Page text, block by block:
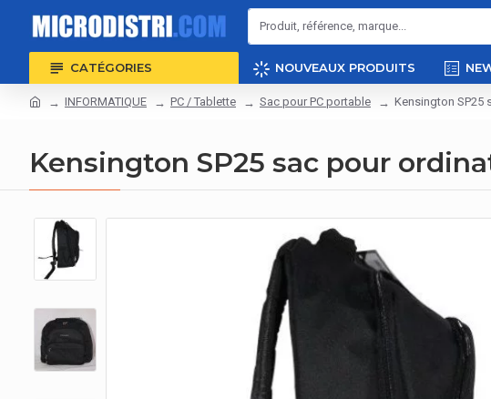
CATÉGORIES NOUVEAUX PRODUITS
INFORMATIQUE PC / Tablette Sac pour PC portable Kensington SP25
Kensington SP25 sac pour